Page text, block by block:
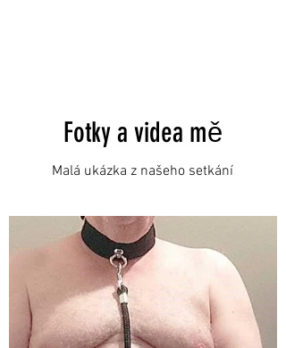
Fotky a videa mě
Malá ukázka z našeho setkání